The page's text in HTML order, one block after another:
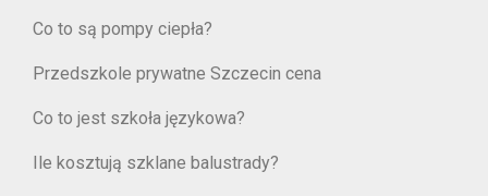
Co to są pompy ciepła?
Przedszkole prywatne Szczecin cena
Co to jest szkoła językowa?
Ile kosztują szklane balustrady?